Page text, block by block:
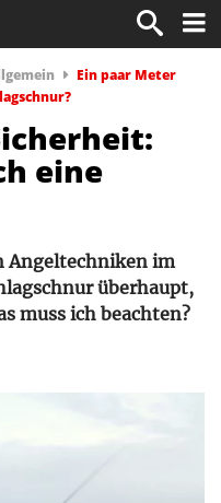
Ein paar Meter
eine
Angeltechniken im
überhaupt,
muss ich beachten?